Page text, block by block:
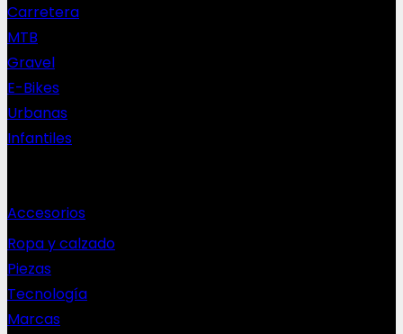
Carretera
MTB
Gravel
E-Bikes
Urbanas
Infantiles
Accesorios
Ropa y calzado
Piezas
Tecnología
Marcas